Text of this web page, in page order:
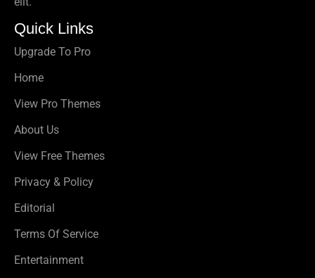
Quick Links
Upgrade To Pro
Home
View Pro Themes
About Us
View Free Themes
Privacy & Policy
Editorial
Terms Of Service
Entertainment